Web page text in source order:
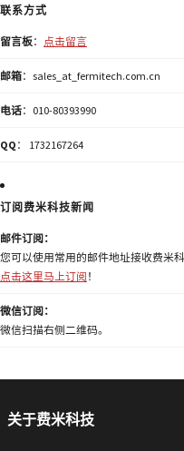
联系方式
留言板： 点击留言
邮箱：sales_at_fermitech.com.cn
电话：010-80393990
QQ ： 1732167264
订阅费米科技新闻
邮件订阅：
您可以使用常用的邮件地址接收费米
点击这里马上订阅 ！
微信订阅：
微信扫描右侧二维码。
关于费米科技